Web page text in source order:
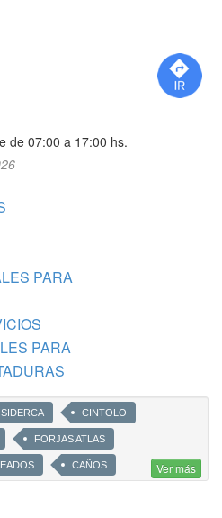
de 07:00 a 17:00 hs.
PARA
PARA
CINTOLO
FORJAS ATLAS
CAÑOS Ver más